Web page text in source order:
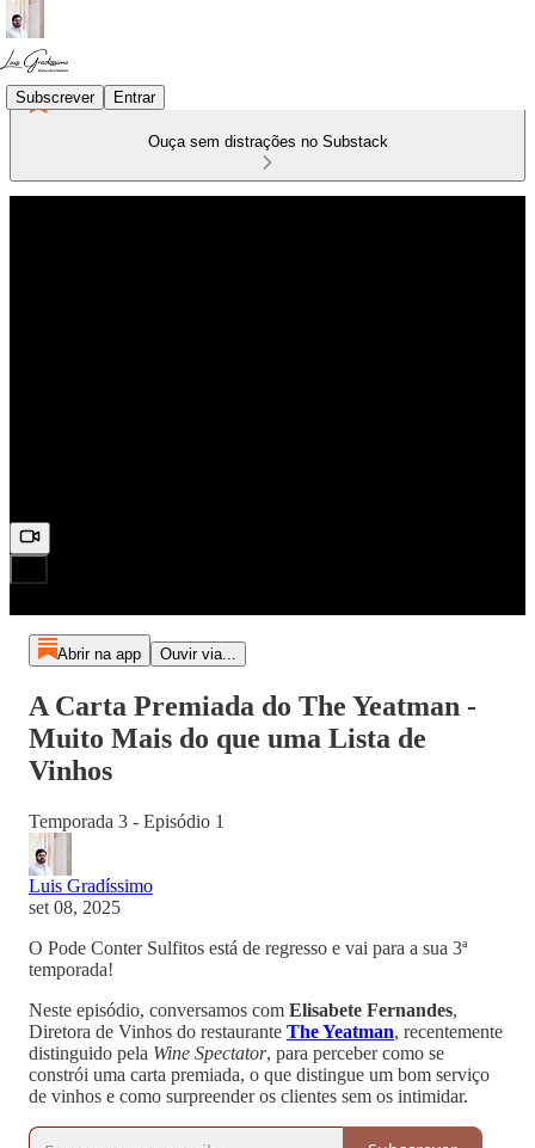
Subscrever Entrar
Ouça sem distrações no Substack
Abrir na app Ouvir via...
A Carta Premiada do The Yeatman -
Muito Mais do que uma Lista de
Vinhos
Temporada 3 - Episódio 1
Luis Gradíssimo
set 08, 2025
O Pode Conter Sulfitos está de regresso e vai para a sua 3ª
temporada!
Neste episódio, conversamos com Elisabete Fernandes,
Diretora de Vinhos do restaurante The Yeatman, recentemente
distinguido pela Wine Spectator, para perceber como se
constrói uma carta premiada, o que distingue um bom serviço
de vinhos e como surpreender os clientes sem os intimidar.